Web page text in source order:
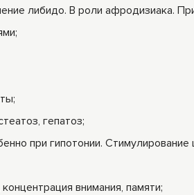
либидо. В роли афродизиака.
гепатоз;
при гипотонии. Стимулирование
внимания, памяти;